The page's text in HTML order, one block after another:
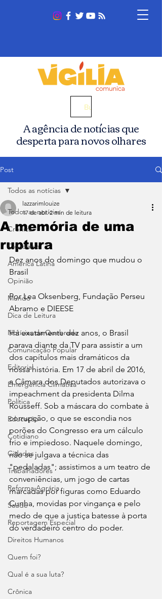
A agência de notícias que
desperta para novos olhares
Busca
Post
Todos as notícias
Crônica
Cidadania
América Latina
Opinião
Mundo
Dica de Leitura
Notícias da Quebrada
Comunicação Popular
Editorial
Emergência Climática
Política
Educação
Cotidiano
Cidades
Trabalhadores
Reforma Agrária
Saúde
Reportagem Especial
Direitos Humanos
Quem foi?
Qual é a sua luta?
Crônica
Todos as notícias
A memória de uma
ruptura
lazzarimlouize
17 de abr. 2 min de leitura
Dez anos do domingo que mudou o
Brasil
Por Lea Oksenberg, Fundação Perseu
Abramo e DIEESE
Há exatamente dez anos, o Brasil
parava diante da TV para assistir a um
dos capítulos mais dramáticos da
nossa história. Em 17 de abril de 2016,
a Câmara dos Deputados autorizava o
impeachment da presidenta Dilma
Rousseff. Sob a máscara do combate à
corrupção, o que se escondia nos
porões do Congresso era um cálculo
frio e impiedoso. Naquele domingo,
não se julgava a técnica das
"pedaladas"; assistimos a um teatro de
conveniências, um jogo de cartas
marcadas por figuras como Eduardo
Cunha, movidas por vingança e pelo
medo de que a justiça batesse à porta
do verdadeiro centro do poder.